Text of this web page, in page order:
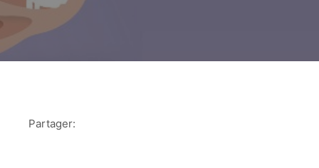
Partager: